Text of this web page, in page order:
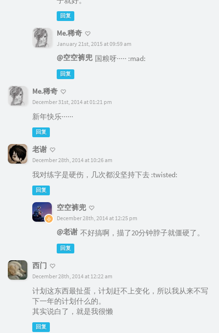
回复
Me.稀奇
January 21st, 2015 at 09:59 am
@空空裤兜 国粮呀····· :mad:
回复
Me.稀奇
December 31st, 2014 at 01:21 pm
新年快乐······
回复
老谢
December 28th, 2014 at 10:26 am
我对练字是硬伤，几次都没坚持下去 :twisted:
回复
空空裤兜
December 28th, 2014 at 12:25 pm
@老谢 不好搞啊，描了20分钟脖子就僵硬了。
回复
西门
December 28th, 2014 at 12:22 am
计划这东西最扯蛋，计划赶不上变化，所以我从来不写
下一年的计划什么的。
其实说白了，就是我很懒
回复